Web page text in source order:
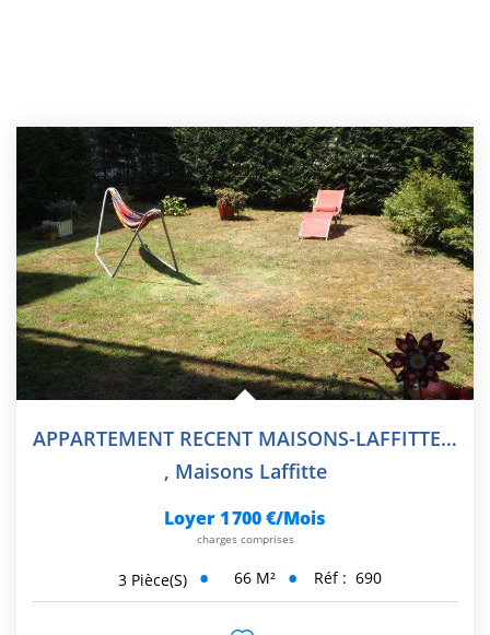
APPARTEMENT RECENT MAISONS-LAFFITTE - 3 Pièce(s) - 65.5 M2
, Maisons Laffitte
Loyer 1 700 €/mois
charges comprises
3 Pièce(s) 66 M² Réf : 690